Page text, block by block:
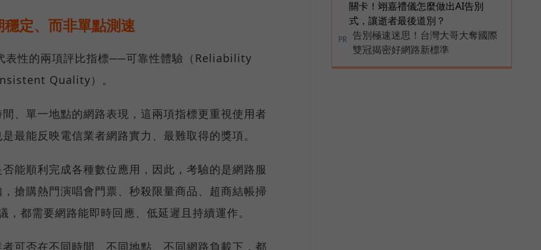
定、而非單點測速
性的兩項評比指標──可靠性體驗（Reliability
Quality）。
、單一地點的網路表現，這兩項指標更重視使用者
最能反映電信業者網路實力、最難取得的獎項。
能順利完成各種數位應用，因此，考驗的是網路服
搶購熱門演唱會門票、秒殺限量商品、超商結帳掃
都需要網路能即時回應、低延遲且持續運作。
可否在不同時間、不同地點、不同網路負載下，都
關卡！翊嘉禮儀怎麼做出AI告別
式，讓逝者最後道別？
PR
告別極速迷思！台灣大哥大奪國際
雙冠揭密好網路新標準